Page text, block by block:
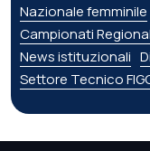
Nazionale femminile
Campionati
News istituzionali
Settore Tecnico